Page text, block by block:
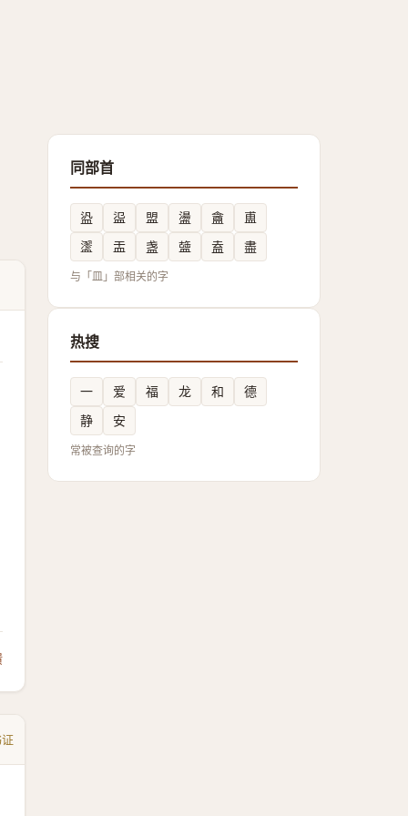
同部首
盕 䀀 盟 盪 盦
盙
䀊
㿻 盏 䀇 盍 盡
与「皿」部相关的字
热搜
一 爱 福 龙 和
德
静
安
常被查询的字